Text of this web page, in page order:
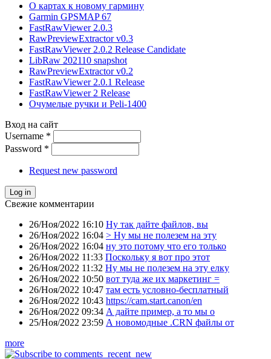
О картах к новому гармину
Garmin GPSMAP 67
FastRawViewer 2.0.3
RawPreviewExtractor v0.3
FastRawViewer 2.0.2 Release Candidate
LibRaw 202110 snapshot
RawPreviewExtractor v0.2
FastRawViewer 2.0.1 Release
FastRawViewer 2 Release
Очумелые ручки и Peli-1400
Вход на сайт
Username *
Password *
Request new password
Свежие комментарии
26/Ноя/2022 16:10 Ну так дайте файлов, вы
26/Ноя/2022 16:04 > Ну мы не полезем на эту
26/Ноя/2022 16:04 ну это потому что его только
26/Ноя/2022 11:33 Поскольку я вот про этот
26/Ноя/2022 11:32 Ну мы не полезем на эту елку
26/Ноя/2022 10:50 вот туда же их маркетинг =
26/Ноя/2022 10:47 там есть условно-бесплатный
26/Ноя/2022 10:43 https://cam.start.canon/en
26/Ноя/2022 09:34 А дайте пример, а то мы о
25/Ноя/2022 23:59 А новомодные .CRN файлы от
more